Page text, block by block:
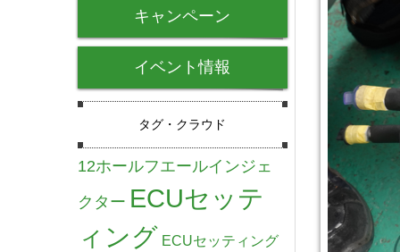
キャンペーン
イベント情報
タグ・クラウド
12ホールフエールインジェ
クター ECUセッテ
ィング ECUセッティング